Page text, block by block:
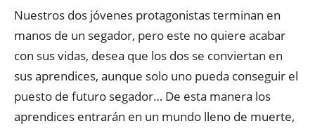
Nuestros dos jóvenes protagonistas terminan en
manos de un segador, pero este no quiere acabar
con sus vidas, desea que los dos se conviertan en
sus aprendices, aunque solo uno pueda conseguir el
puesto de futuro segador… De esta manera los
aprendices entrarán en un mundo lleno de muerte,